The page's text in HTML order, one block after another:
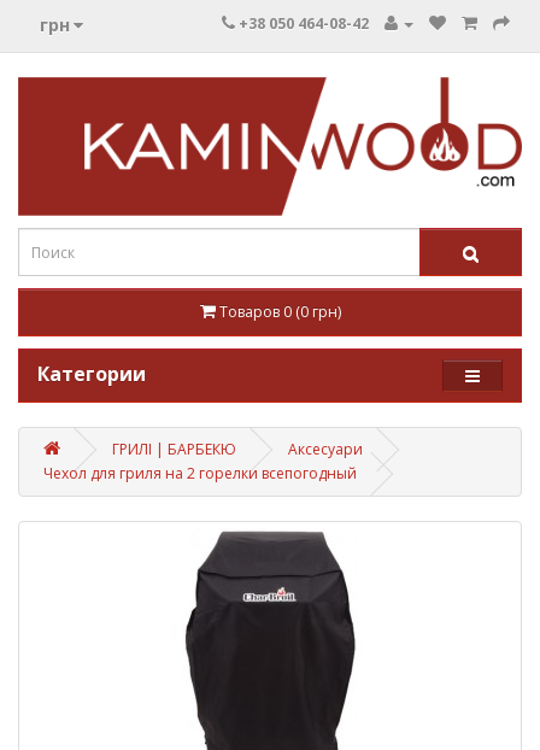
грн +38 050 464-08-42
Товаров 0 (0 грн)
Категории
ГРИЛІ | БАРБЕКЮ
Аксесуари
Чехол для гриля на 2 горелки всепогодный